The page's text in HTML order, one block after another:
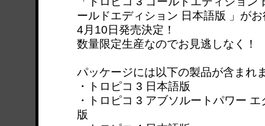
ールドエディション 日本語版 」が
4月10日発売決定！
数量限定生産なのでお見逃しなく！
パッケージには以下の製品が含まれ
・トロピコ 3 日本語版
・トロピコ 3 アブソルートパワー
版